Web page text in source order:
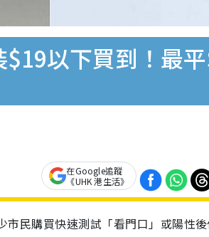
$19以下買到！最
在Google追蹤
《UHK 港生活》
民購買快速測試「看門口」或陽性